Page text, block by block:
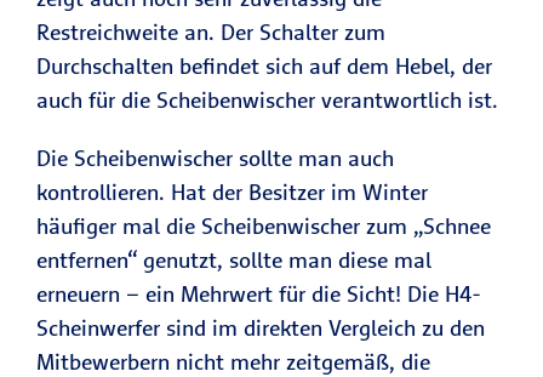
Restreichweite an. Der Schalter zum
Durchschalten befindet sich auf dem Hebel, der
auch für die Scheibenwischer verantwortlich ist.
Die Scheibenwischer sollte man auch
kontrollieren. Hat der Besitzer im Winter
häufiger mal die Scheibenwischer zum „Schnee
entfernen“ genutzt, sollte man diese mal
erneuern – ein Mehrwert für die Sicht! Die H4-
Scheinwerfer sind im direkten Vergleich zu den
Mitbewerbern nicht mehr zeitgemäß, die